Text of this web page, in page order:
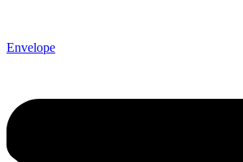
Envelope